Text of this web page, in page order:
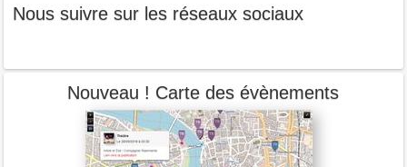
Nous suivre sur les réseaux sociaux
Nouveau ! Carte des évènements